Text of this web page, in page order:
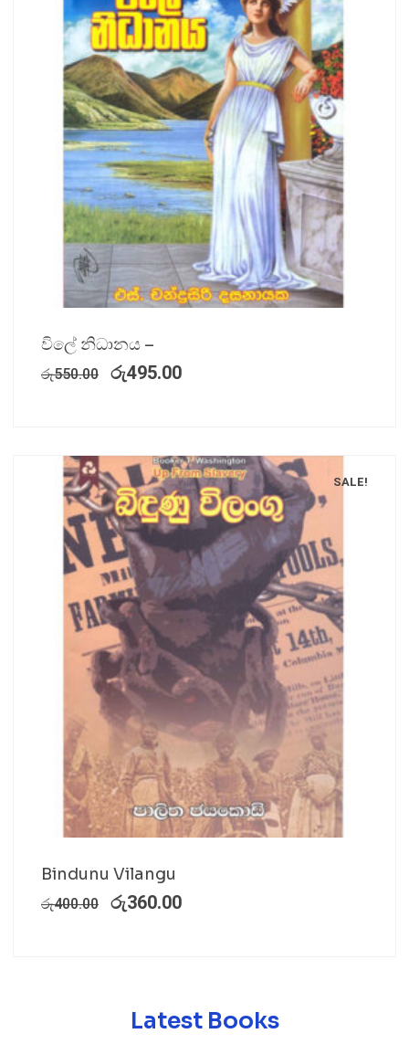
විලේ නිධානය –
රු550.00 රු495.00
SALE!
Bindunu Vilangu
රු400.00 රු360.00
Latest Books